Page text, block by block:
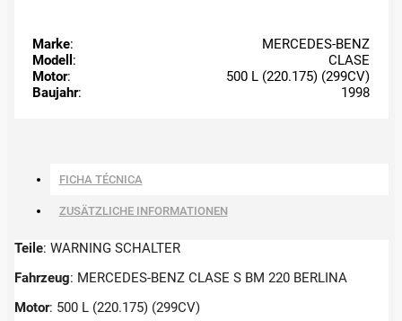
Marke:
MERCEDES-BENZ
Modell :
CLASE
Motor:
500 L (220.175) (299CV)
Baujahr: 1998
FICHA TÉCNICA
ZUSÄTZLICHE INFORMATIONEN
Teile: WARNING SCHALTER
Fahrzeug: MERCEDES-BENZ CLASE S BM 220 BERLINA
Motor: 500 L (220.175) (299CV)